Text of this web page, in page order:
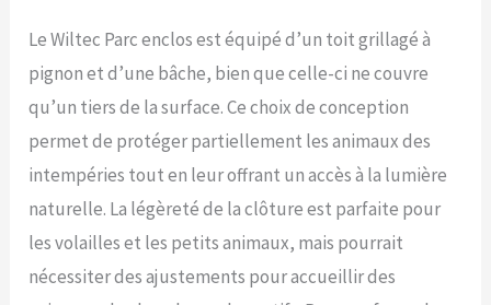
facile. La serrure
verrouillable renforce la
sécurité et évite les
ouvertures accidentelles,
ce qui fait de cet enclos un
choix idéal pour garantir le
bien-être et la protection
Le Wiltec Parc enclos est équipé d’un toit grillagé à
pignon et d’une bâche, bien que celle-ci ne couvre
qu’un tiers de la surface. Ce choix de conception
permet de protéger partiellement les animaux des
intempéries tout en leur offrant un accès à la lumière
naturelle. La légèreté de la clôture est parfaite pour
les volailles et les petits animaux, mais pourrait
nécessiter des ajustements pour accueillir des